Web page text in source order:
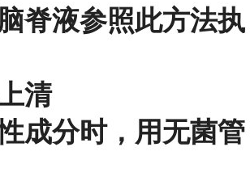
脊液参照此方法执
清
成分时，用无菌管